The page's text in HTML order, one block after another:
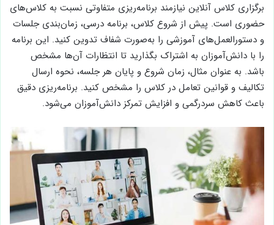
برگزاری کلاس آنلاین نیازمند برنامه‌ریزی متفاوتی نسبت به کلاس‌های
حضوری است. پیش از شروع کلاس، برنامه درسی، زمان‌بندی جلسات
و دستورالعمل‌های آموزشی را به‌صورت شفاف تدوین کنید. این برنامه
را با دانش‌آموزان به اشتراک بگذارید تا انتظارات آن‌ها مشخص
باشد. به عنوان مثال، زمان شروع و پایان هر جلسه، نحوه ارسال
تکالیف و قوانین تعامل در کلاس را مشخص کنید. برنامه‌ریزی دقیق
باعث کاهش سردرگمی و افزایش تمرکز دانش‌آموزان می‌شود.